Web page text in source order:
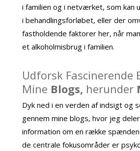
i familien og i netværket, som kan
i behandlingsforløbet, eller der
fastholdende faktorer her, når
et alkoholmisbrug i familien.
Udforsk Fascinerende
Mine Blogs, herunder
Dyk ned i en verden af indsigt og
gennem mine blogs, hvor jeg
information om en række
de centrale fokusområder er